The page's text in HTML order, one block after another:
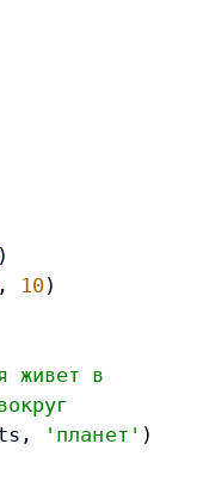
)
, 10)
живет в
'планет'